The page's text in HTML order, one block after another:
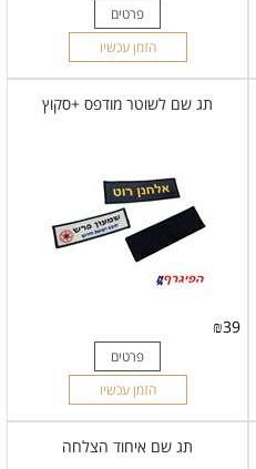
פרטים
הזמן עכשיו
תג שם לשוטר מודפס +סקוץ
₪39
פרטים
הזמן עכשיו
תג שם איחוד הצלחה